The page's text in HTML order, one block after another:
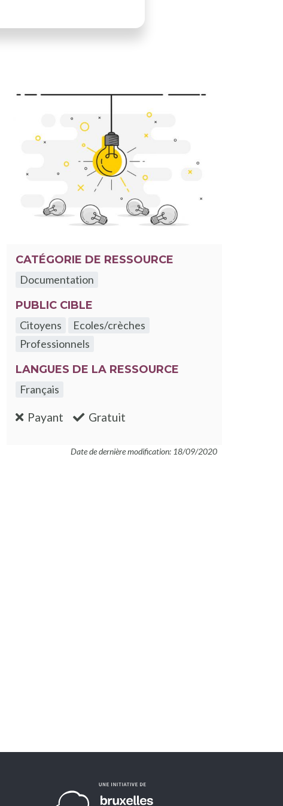
CATÉGORIE DE RESSOURCE
Documentation
PUBLIC CIBLE
Citoyens
Ecoles/crèches
Professionnels
LANGUES DE LA RESSOURCE
Français
Payant :non Gratuit
Date de dernière modification: 18/09/2020